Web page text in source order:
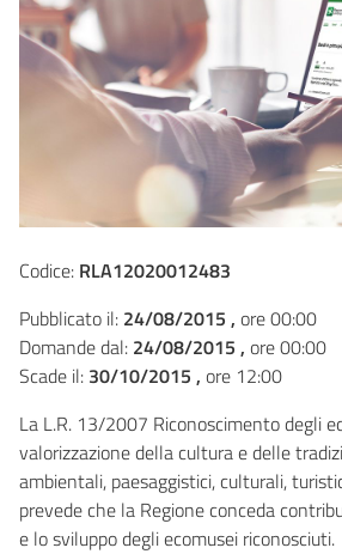
Codice: RLA12020012483
Pubblicato il: 24/08/2015 , ore 00:00
Domande dal: 24/08/2015 , ore 00:00
Scade il: 30/10/2015 , ore 12:00
La L.R. 13/2007 Riconoscimento degli
valorizzazione della cultura e delle
ambientali, paesaggistici, culturali,
prevede che la Regione conceda
e lo sviluppo degli ecomusei riconosciuti.